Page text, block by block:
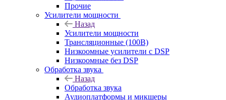
Прочие
Усилители мощности
Назад
Усилители мощности
Трансляционные (100В)
Низкоомные усилители с DSP
Низкоомные без DSP
Обработка звука
Назад
Обработка звука
Аудиоплатформы и микшеры